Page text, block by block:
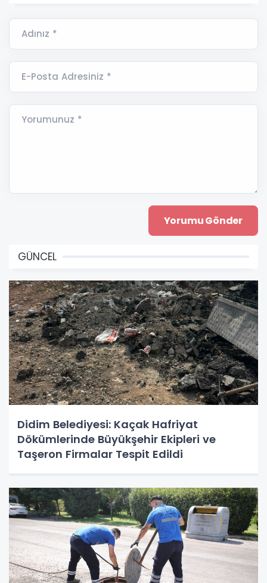
Adınız *
E-Posta Adresiniz *
Yorumunuz *
GÜNCEL
Didim Belediyesi: Kaçak Hafriyat
Dökümlerinde Büyükşehir Ekipleri ve
Taşeron Firmalar Tespit Edildi